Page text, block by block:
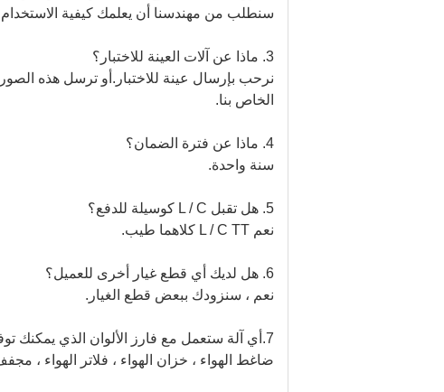
سنطلب من مهندسنا أن يعلمك كيفية
3. ماذا عن آلات العينة للاختبار؟
نرحب بإرسال عينة للاختبار.أو ترسل هذه الصور
الخاص بنا.
4. ماذا عن فترة الضمان؟
سنة واحدة.
5. هل تقبل L / C كوسيلة للدفع؟
نعم L / C TT كلاهما طيب.
6. هل لديك أي قطع غيار أخرى للعميل؟
نعم ، سنزودك ببعض قطع الغيار.
7.أي آلة ستعمل مع فارز الألوان الذي يمكنك توفيره؟
ضاغط الهواء ، خزان الهواء ، فلاتر الهواء ،